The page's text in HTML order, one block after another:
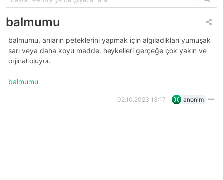
balmumu
balmumu, arıların peteklerini yapmak için algıladıkları yumuşak
sarı veya daha koyu madde. heykelleri gerçeğe çok yakın ve
orjinal oluyor.
balmumu
02.10.2023 13:17 anonim